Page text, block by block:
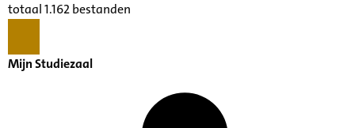
totaal 1.162 bestanden
Mijn Studiezaal